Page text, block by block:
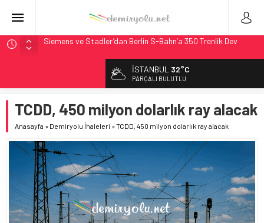
Sözleşme
Japonya Maglev Onayı: Bütçe 11 Trilyon Yen, Hedef 2036
Toronto Metrosu’nda Kapasite %40 Artıyor: Hitachi Rail
İmzaladı
Metrolinx’in 604 Milyon CAD’lik Toronto Uzatmasında Kazı
Başladı
Hitachi Rail’den Toronto’ya: %40 Kapasite Artışı Getiren
CBTC Anlaşması
İSTANBUL 32°C
PARÇALI BULUTLU
TCDD, 450 milyon dolarlık ray alacak
Anasayfa » Demiryolu İhaleleri »TCDD, 450 milyon dolarlık ray alacak